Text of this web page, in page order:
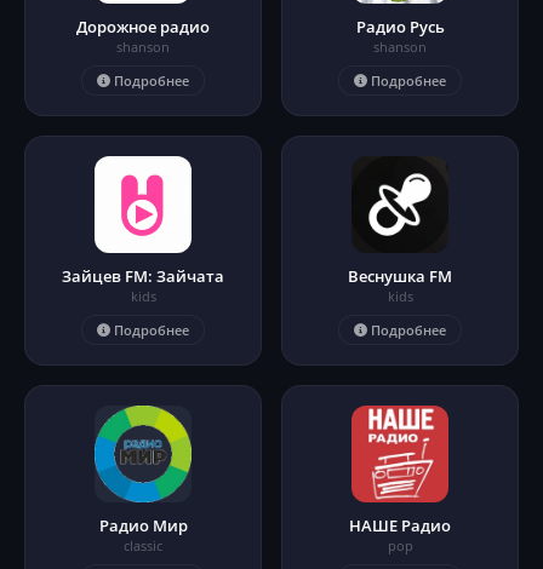
Дорожное радио
shanson
Подробнее
Радио Русь
shanson
Подробнее
Зайцев FM: Зайчата
kids
Подробнее
Веснушка FM
kids
Подробнее
Радио Мир
classic
НАШЕ Радио
pop